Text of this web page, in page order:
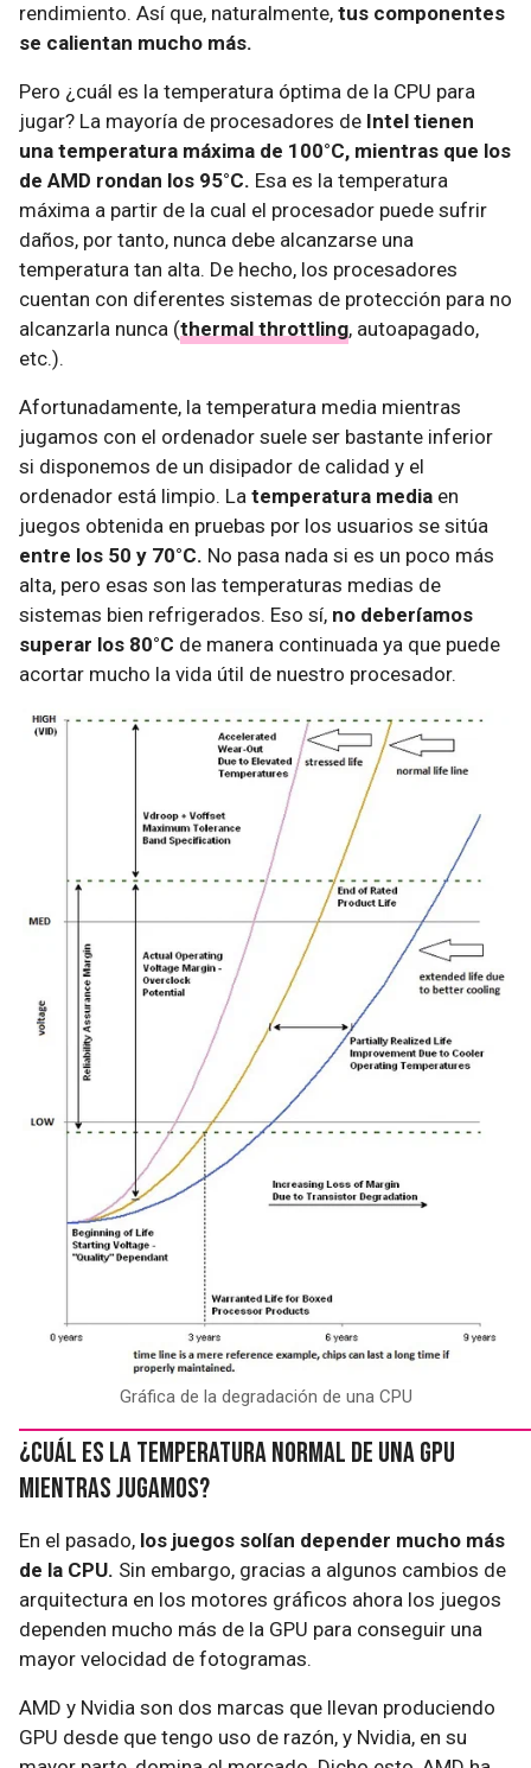
rendimiento. Así que, naturalmente, tus componentes
se calientan mucho más.
Pero ¿cuál es la temperatura óptima de la CPU para
jugar? La mayoría de procesadores de Intel tienen
una temperatura máxima de 100°C, mientras que los
de AMD rondan los 95°C. Esa es la temperatura
máxima a partir de la cual el procesador puede sufrir
daños, por tanto, nunca debe alcanzarse una
temperatura tan alta. De hecho, los procesadores
cuentan con diferentes sistemas de protección para no
alcanzarla nunca (thermal throttling, autoapagado,
etc.).
Afortunadamente, la temperatura media mientras
jugamos con el ordenador suele ser bastante inferior
si disponemos de un disipador de calidad y el
ordenador está limpio. La temperatura media en
juegos obtenida en pruebas por los usuarios se sitúa
entre los 50 y 70°C. No pasa nada si es un poco más
alta, pero esas son las temperaturas medias de
sistemas bien refrigerados. Eso sí, no deberíamos
superar los 80°C de manera continuada ya que puede
acortar mucho la vida útil de nuestro procesador.
Gráfica de la degradación de una CPU
¿Cuál es la temperatura normal de una GPU
mientras jugamos?
En el pasado, los juegos solían depender mucho más
de la CPU. Sin embargo, gracias a algunos cambios de
arquitectura en los motores gráficos ahora los juegos
dependen mucho más de la GPU para conseguir una
mayor velocidad de fotogramas.
AMD y Nvidia son dos marcas que llevan produciendo
GPU desde que tengo uso de razón, y Nvidia, en su